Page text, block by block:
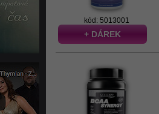
kód: 5013001
+ DÁREK